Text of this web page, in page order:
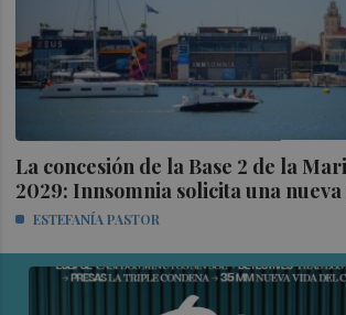
La concesión de la Base 2 de la
2029: Innsomnia solicita una
ESTEFANÍA PASTOR